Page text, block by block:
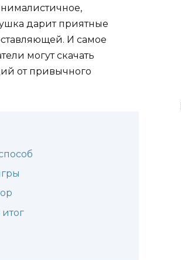
дарит приятные
И самое
могут скачать
от привычного